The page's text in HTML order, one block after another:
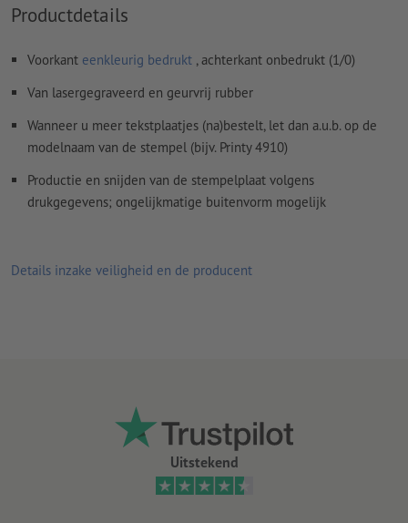
Productdetails
Voorkant eenkleurig bedrukt , achterkant onbedrukt (1/0)
Van lasergegraveerd en geurvrij rubber
Wanneer u meer tekstplaatjes (na)bestelt, let dan a.u.b. op de
modelnaam van de stempel (bijv. Printy 4910)
Productie en snijden van de stempelplaat volgens
drukgegevens; ongelijkmatige buitenvorm mogelijk
Details inzake veiligheid en de producent
Uitstekend